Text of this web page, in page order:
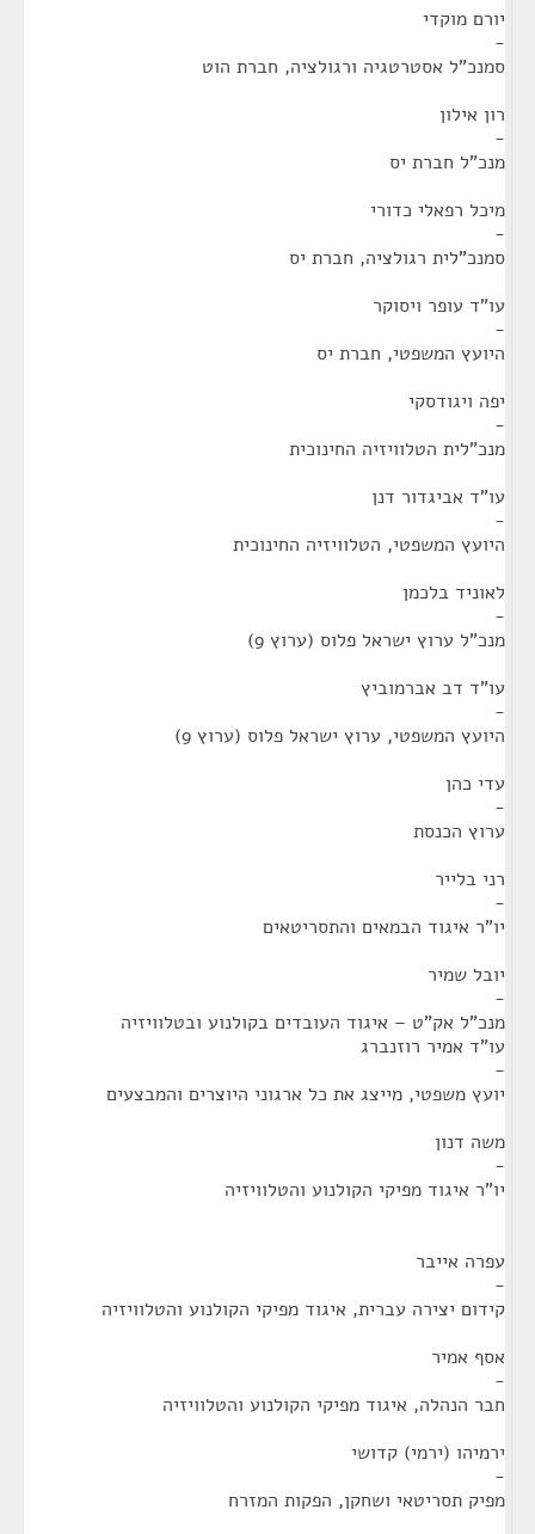
יורם מוקדי
-
סמנכ"ל אסטרטגיה ורגולציה, חברת הוט
רון אילון
-
מנכ"ל חברת יס
מיכל רפאלי כדורי
-
סמנכ"לית רגולציה, חברת יס
עו"ד עופר ויסוקר
-
היועץ המשפטי, חברת יס
יפה ויגודסקי
-
מנכ"לית הטלוויזיה החינוכית
עו"ד אביגדור דנן
-
היועץ המשפטי, הטלוויזיה החינוכית
לאוניד בלכמן
-
מנכ"ל ערוץ ישראל פלוס (ערוץ 9)
עו"ד דב אברמוביץ
-
היועץ המשפטי, ערוץ ישראל פלוס (ערוץ 9)
עדי כהן
-
ערוץ הכנסת
רני בלייר
-
יו"ר איגוד הבמאים והתסריטאים
יובל שמיר
-
מנכ"ל אק"ט – איגוד העובדים בקולנוע ובטלוויזיה
עו"ד אמיר רוזנברג
-
יועץ משפטי, מייצג את כל ארגוני היוצרים והמבצעים
משה דנון
-
יו"ר איגוד מפיקי הקולנוע והטלוויזיה
עפרה אייבר
-
קידום יצירה עברית, איגוד מפיקי הקולנוע והטלוויזיה
אסף אמיר
-
חבר הנהלה, איגוד מפיקי הקולנוע והטלוויזיה
ירמיהו (ירמי) קדושי
-
מפיק תסריטאי ושחקן, הפקות המזרח